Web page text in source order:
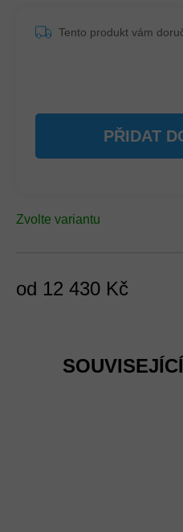
od 12 430 Kč
Zvolte variantu
PŘIDAT
Tento produkt vám